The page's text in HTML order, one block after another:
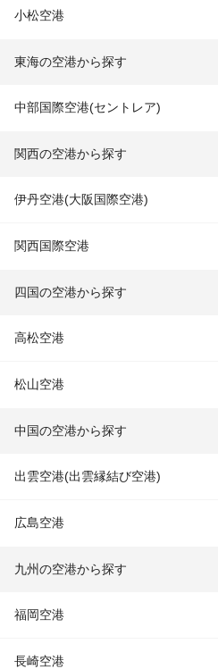
小松空港
東海の空港から探す
中部国際空港(セントレア)
関西の空港から探す
伊丹空港(大阪国際空港)
関西国際空港
四国の空港から探す
高松空港
松山空港
中国の空港から探す
出雲空港(出雲縁結び空港)
広島空港
九州の空港から探す
福岡空港
長崎空港